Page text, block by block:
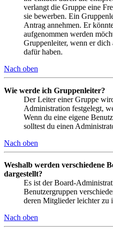
verlangt die Gruppe eine
sie bewerben. Ein
Antrag annehmen. Er
aufgenommen werden
Gruppenleiter, wenn er
dafür haben.
Nach oben
Wie werde ich Gruppenleiter?
Der Leiter einer Gruppe
Administration festgelegt,
Wenn du eine eigene
solltest du einen
Nach oben
Weshalb werden verschiedene
dargestellt?
Es ist der Board-
Benutzergruppen
deren Mitglieder leichter zu
Nach oben